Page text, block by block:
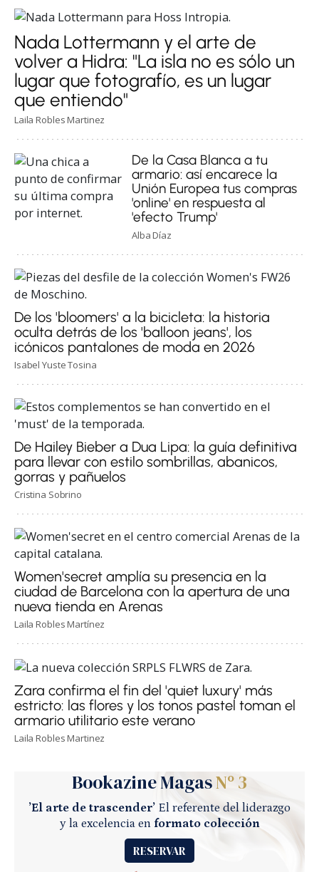
Nada Lottermann y el arte de
volver a Hidra: "La isla no es sólo un
lugar que fotografío, es un lugar
que entiendo"
Laila Robles Martinez
De la Casa Blanca a tu
armario: así encarece la
Unión Europea tus compras
'online' en respuesta al
'efecto Trump'
Alba Díaz
De los 'bloomers' a la bicicleta: la historia
oculta detrás de los 'balloon jeans', los
icónicos pantalones de moda en 2026
Isabel Yuste Tosina
De Hailey Bieber a Dua Lipa: la guía definitiva
para llevar con estilo sombrillas, abanicos,
gorras y pañuelos
Cristina Sobrino
Women'secret amplía su presencia en la
ciudad de Barcelona con la apertura de una
nueva tienda en Arenas
Laila Robles Martínez
Zara confirma el fin del 'quiet luxury' más
estricto: las flores y los tonos pastel toman el
armario utilitario este verano
Laila Robles Martinez
Bookazine MagasNº 3
’El arte de trascender’ El referente del liderazgo
y la excelencia en formato colección
RESERVAR